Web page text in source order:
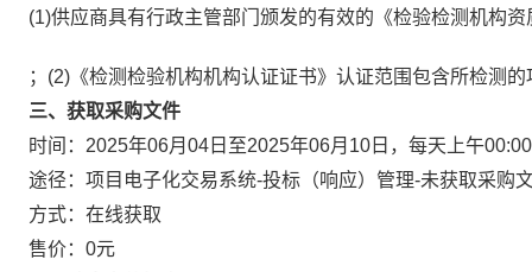
(1)供应商具有行政主管部门颁发的有效的《检验检测机构
；(2)《检测检验机构机构认证证书》认证范围包含所检测
三、获取采购文件
时间： 2025年06月04日 至2025年06月10日 ，每天上午
途径： 项目电子化交易系统-投标（响应）管理-未获取采购
方式： 在线获取
售价： 0元